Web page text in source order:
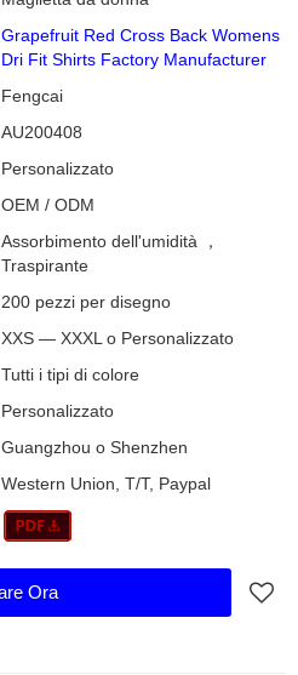
Grapefruit Red Cross Back Womens
Dri Fit Shirts Factory Manufacturer
Fengcai
AU200408
Personalizzato
OEM / ODM
Assorbimento dell'umidità ，
Traspirante
200 pezzi per disegno
XXS — XXXL o Personalizzato
Tutti i tipi di colore
Personalizzato
Guangzhou o Shenzhen
Western Union, T/T, Paypal
Ora